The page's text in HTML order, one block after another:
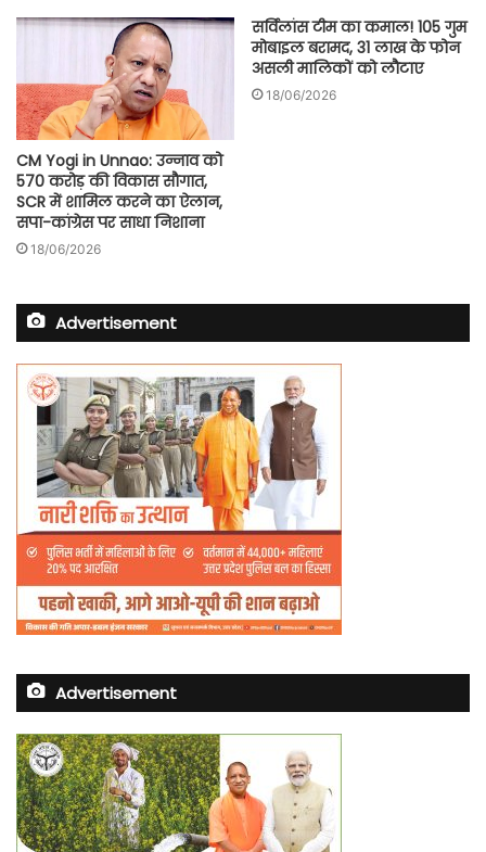
CM Yogi in Unnao: उन्नाव को
570 करोड़ की विकास सौगात,
SCR में शामिल करने का ऐलान,
सपा-कांग्रेस पर साधा निशाना
18/06/2026
सर्विलांस टीम का कमाल! 105 गुम
मोबाइल बरामद, 31 लाख के फोन
असली मालिकों को लौटाए
18/06/2026
Advertisement
Advertisement